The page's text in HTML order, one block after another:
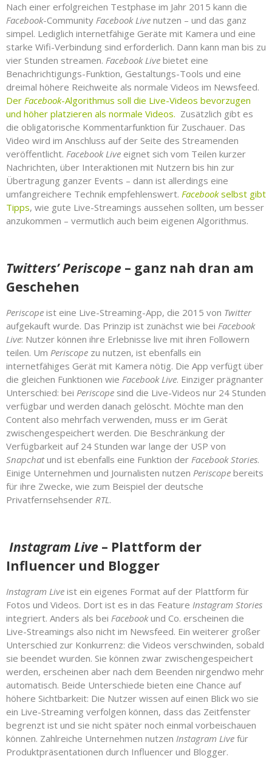
Nach einer erfolgreichen Testphase im Jahr 2015 kann die
Facebook-Community Facebook Live nutzen – und das ganz
simpel. Lediglich internetfähige Geräte mit Kamera und eine
starke Wifi-Verbindung sind erforderlich. Dann kann man bis zu
vier Stunden streamen. Facebook Live bietet eine
Benachrichtigungs-Funktion, Gestaltungs-Tools und eine
dreimal höhere Reichweite als normale Videos im Newsfeed.
Der Facebook-Algorithmus soll die Live-Videos bevorzugen
und höher platzieren als normale Videos. Zusätzlich gibt es
die obligatorische Kommentarfunktion für Zuschauer. Das
Video wird im Anschluss auf der Seite des Streamenden
veröffentlicht. Facebook Live eignet sich vom Teilen kurzer
Nachrichten, über Interaktionen mit Nutzern bis hin zur
Übertragung ganzer Events – dann ist allerdings eine
umfangreichere Technik empfehlenswert. Facebookselbst gibt
Tipps, wie gute Live-Streamings aussehen sollten, um besser
anzukommen – vermutlich auch beim eigenen Algorithmus.
Twitters’ Periscope – ganz nah dran am
Geschehen
Periscope ist eine Live-Streaming-App, die 2015 von Twitter
aufgekauft wurde. Das Prinzip ist zunächst wie bei Facebook
Live: Nutzer können ihre Erlebnisse live mit ihren Followern
teilen. Um Periscope zu nutzen, ist ebenfalls ein
internetfähiges Gerät mit Kamera nötig. Die App verfügt über
die gleichen Funktionen wie Facebook Live. Einziger prägnanter
Unterschied: bei Periscope sind die Live-Videos nur 24 Stunden
verfügbar und werden danach gelöscht. Möchte man den
Content also mehrfach verwenden, muss er im Gerät
zwischengespeichert werden. Die Beschränkung der
Verfügbarkeit auf 24 Stunden war lange der USP von
Snapchatund ist ebenfalls eine Funktion der Facebook Stories.
Einige Unternehmen und Journalisten nutzen Periscope bereits
für ihre Zwecke, wie zum Beispiel der deutsche
Privatfernsehsender RTL.
Instagram Live – Plattform der
Influencer und Blogger
Instagram Live ist ein eigenes Format auf der Plattform für
Fotos und Videos. Dort ist es in das Feature Instagram Stories
integriert. Anders als bei Facebookund Co. erscheinen die
Live-Streamings also nicht im Newsfeed. Ein weiterer großer
Unterschied zur Konkurrenz: die Videos verschwinden, sobald
sie beendet wurden. Sie können zwar zwischengespeichert
werden, erscheinen aber nach dem Beenden nirgendwo mehr
automatisch. Beide Unterschiede bieten eine Chance auf
höhere Sichtbarkeit: Die Nutzer wissen auf einen Blick wo sie
ein Live-Streaming verfolgen können, dass das Zeitfenster
begrenzt ist und sie nicht später noch einmal vorbeischauen
können. Zahlreiche Unternehmen nutzen Instagram Live für
Produktpräsentationen durch Influencer und Blogger.